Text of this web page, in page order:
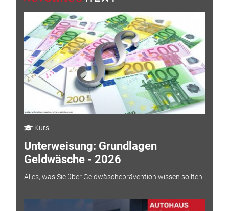
Kurs
Unterweisung: Grundlagen
Geldwäsche - 2026
Alles, was Sie über Geldwäscheprävention wissen sollten.